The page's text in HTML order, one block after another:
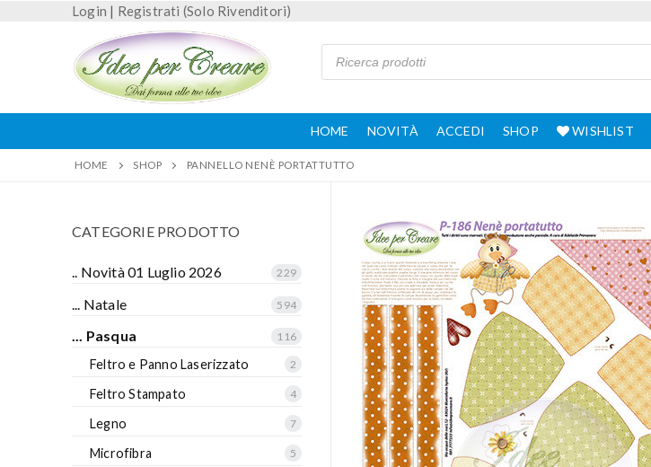
Login | Registrati (Solo Rivenditori)
HOME NOVITÀ ACCEDI SHOP WISHLIST
HOME SHOP PANNELLO NENÈ PORTATTUTTO
CATEGORIE PRODOTTO
.. Novità 01 Luglio 2026 229
... Natale 594
... Pasqua 116
Feltro e Panno Laserizzato 2
Feltro Stampato 4
Legno 7
Microfibra 5